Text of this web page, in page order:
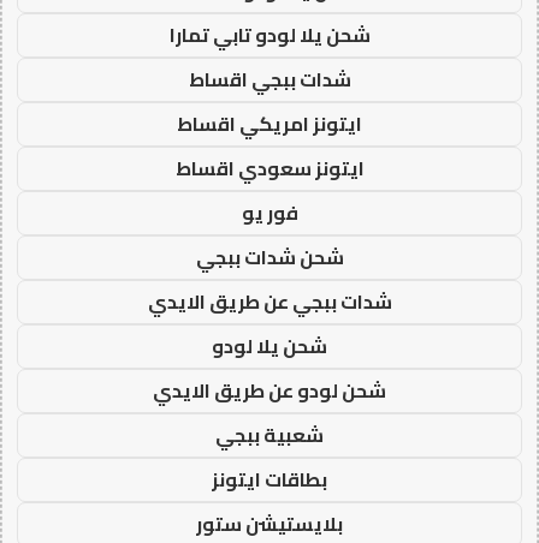
شحن يلا لودو تابي تمارا
شدات ببجي اقساط
ايتونز امريكي اقساط
ايتونز سعودي اقساط
فور يو
شحن شدات ببجي
شدات ببجي عن طريق الايدي
شحن يلا لودو
شحن لودو عن طريق الايدي
شعبية ببجي
بطاقات ايتونز
بلايستيشن ستور